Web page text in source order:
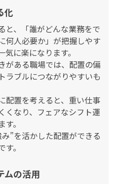
化
と、「誰がどんな業務をで
何人必要か」が把握しやす
に楽になります。
がある職場では、配置の偏
ラブルにつながりやすいも
配置を考えると、重い仕事
くなり、フェアなシフト運
。
”を活かした配置ができる
。
ムの活用